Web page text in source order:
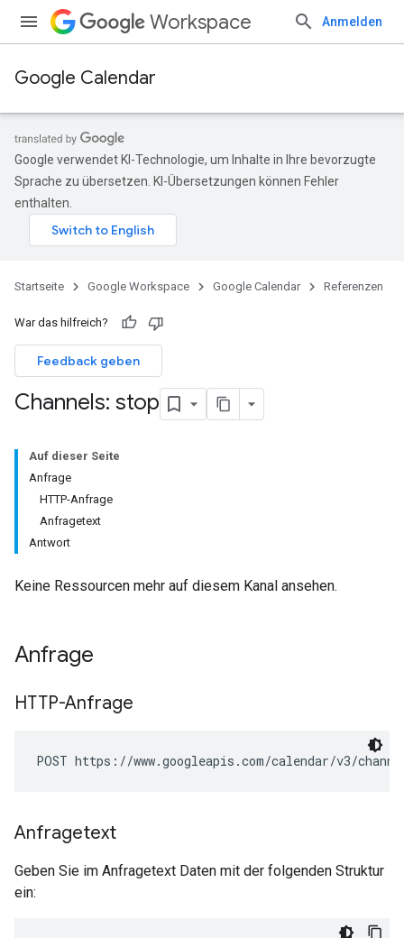
Workspace Anmelden
Google Calendar
Google verwendet KI-Technologie, um Inhalte in Ihre bevorzugte
Sprache zu übersetzen. KI-Übersetzungen können Fehler
enthalten.
Startseite Google Workspace Google Calendar Referenzen
War das hilfreich?
Feedback geben
Channels: stop
Auf dieser Seite
Anfrage
HTTP-Anfrage
Anfragetext
Antwort
Keine Ressourcen mehr auf diesem Kanal ansehen.
Anfrage
HTTP-Anfrage
POST https://www.googleapis.com/calendar/v3/
Anfragetext
Geben Sie im Anfragetext Daten mit der folgenden Struktur
ein: